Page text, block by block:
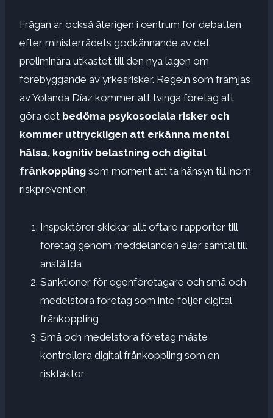
Frågan är också återigen i centrum för debatten
efter ministerrådets godkännande av det
preliminära utkastet till den nya lagen om
förebyggande av yrkesrisker. Regeln som främjas
av Yolanda Díaz kommer att tvinga företag att
göra det bedöma psykosociala risker och
kommer uttryckligen att erkänna mental
hälsa, kognitiv belastning och digital
frånkoppling som moment att ta hänsyn till inom
riskprevention.
Inspektörer skickar allt oftare rapporter till
företag genom meddelanden eller samtal till
anställda
Sanktioner för egenföretagare och små och
medelstora företag som inte följer digital
frånkoppling
Små och medelstora företag måste
kontrollera digital frånkoppling som en
riskfaktor